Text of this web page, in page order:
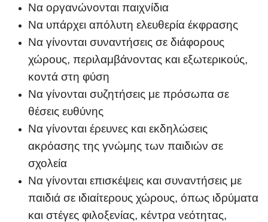
Να οργανώνονται παιχνίδια
Να υπάρχει απόλυτη ελευθερία έκφρασης
Να γίνονται συναντήσεις σε διάφορους
χώρους, περιλαμβάνοντας και εξωτερικούς,
κοντά στη φύση
Να γίνονται συζητήσεις με πρόσωπα σε
θέσεις ευθύνης
Να γίνονται έρευνες και εκδηλώσεις
ακρόασης της γνώμης των παιδιών σε
σχολεία
Να γίνονται επισκέψεις και συναντήσεις με
παιδιά σε ιδιαίτερους χώρους, όπως ιδρύματα
και στέγες φιλοξενίας, κέντρα νεότητας,